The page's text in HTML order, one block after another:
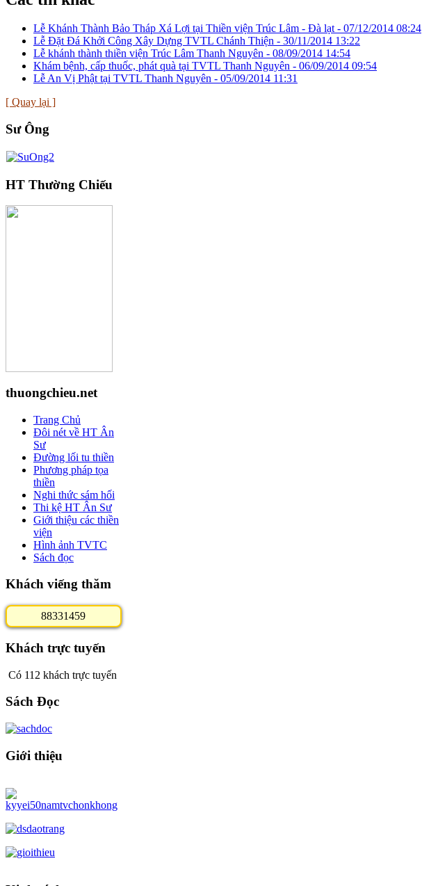
Lễ Khánh Thành Bảo Tháp Xá Lợi tại Thiền viện Trúc Lâm - Đà lạt - 07/12/2014 08:24
Lễ Đặt Đá Khởi Công Xây Dựng TVTL Chánh Thiện - 30/11/2014 13:22
Lễ khánh thành thiền viện Trúc Lâm Thanh Nguyên - 08/09/2014 14:54
Khám bệnh, cấp thuốc, phát quà tại TVTL Thanh Nguyên - 06/09/2014 09:54
Lễ An Vị Phật tại TVTL Thanh Nguyên - 05/09/2014 11:31
[ Quay lại ]
Sư Ông
HT Thường Chiếu
thuongchieu.net
Trang Chủ
Đôi nét về HT Ân
Sư
Đường lối tu thiền
Phương pháp tọa
thiền
Nghi thức sám hối
Thi kệ HT Ân Sư
Giới thiệu các thiền
viện
Hình ảnh TVTC
Sách đọc
Khách viếng thăm
88331459
Khách trực tuyến
Có 112 khách trực tuyến
Sách Đọc
Giới thiệu